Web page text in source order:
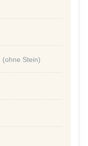
(ohne Stein)